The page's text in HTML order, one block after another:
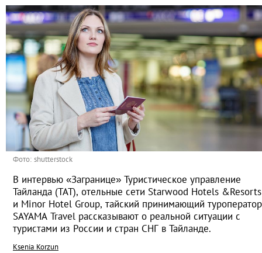
Фото: shutterstock
В интервью «Загранице» Туристическое управление
Тайланда (ТАТ), отельные сети Starwood Hotels &Resorts
и Minor Hotel Group, тайский принимающий туроператор
SAYAMA Travel рассказывают о реальной ситуации с
туристами из России и стран СНГ в Тайланде.
Ksenia Korzun